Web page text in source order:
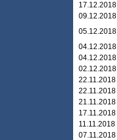
17.12.2018
09.12.2018
05.12.2018
04.12.2018
04.12.2018
02.12.2018
22.11.2018
22.11.2018
21.11.2018
17.11.2018
11.11.2018
07.11.2018